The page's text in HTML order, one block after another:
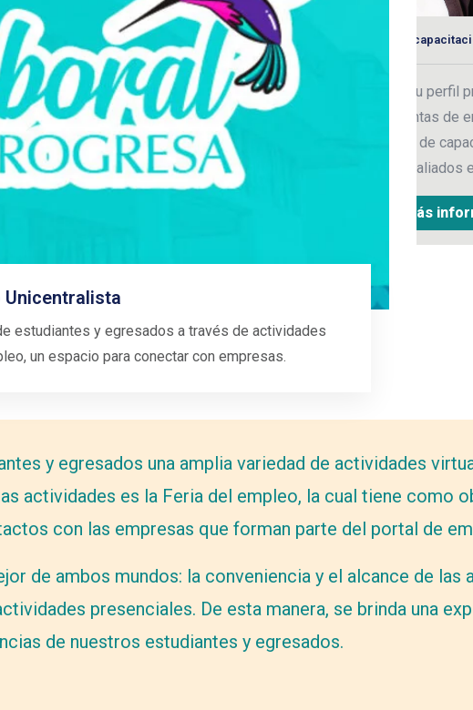
Unicentralista
estudiantes y egresados a través de actividades
un espacio para conectar con empresas.
Ciclos de capacitación | Progresa
Impulsa tu perfil profesional y adquiere
herramientas de emprendimiento en estos
espacios de capacitación organizados por Progresa
junto con aliados estratégicos.
y egresados una amplia variedad de actividades
actividades es la Feria del empleo, la cual tiene como
con las empresas que forman parte del portal de
de ambos mundos: la conveniencia y el alcance de
presenciales. De esta manera, se brinda una
de nuestros estudiantes y egresados.